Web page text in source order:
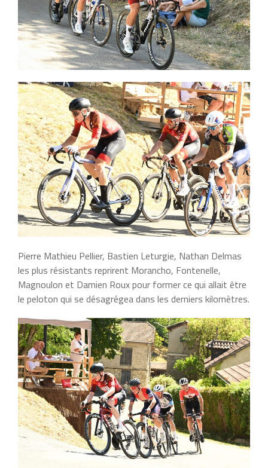
Pierre Mathieu Pellier, Bastien Leturgie, Nathan Delmas
les plus résistants reprirent Morancho, Fontenelle,
Magnoulon et Damien Roux pour former ce qui allait être
le peloton qui se désagrégea dans les derniers kilomètres.